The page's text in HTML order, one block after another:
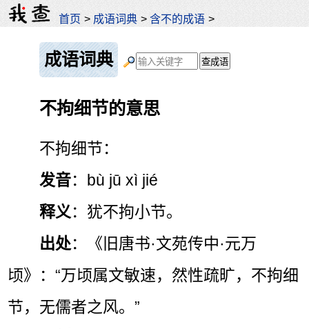
首页 > 成语词典 >含不的成语 >
成语词典
不拘细节的意思
不拘细节：
发音：bù jū xì jié
释义 ：犹不拘小节。
出处：《旧唐书·文苑传中·元万
顷》：“万顷属文敏速，然性疏旷，不拘细
节，无儒者之风。”